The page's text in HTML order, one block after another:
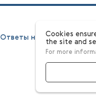
Ответы на вопросы
Cookies
the site and
For more